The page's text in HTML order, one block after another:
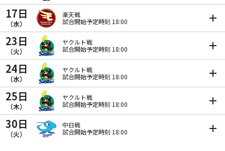
17日
（水）
楽天戦
試合開始予定時刻 18:00
23日
（火）
ヤクルト戦
試合開始予定時刻 18:00
24日
（水）
ヤクルト戦
試合開始予定時刻 18:00
25日
（木）
ヤクルト戦
試合開始予定時刻 18:00
30日
（火）
中日戦
試合開始予定時刻 18:00